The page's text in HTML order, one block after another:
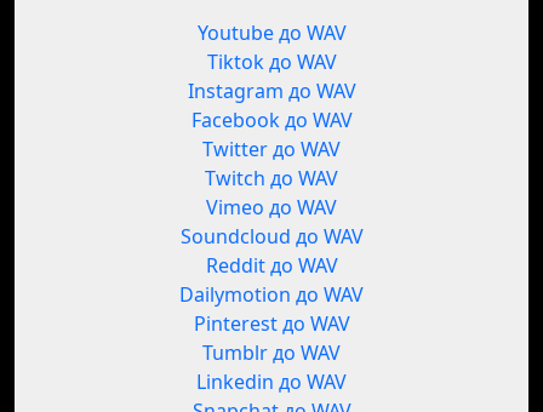
Youtube до WAV
Tiktok до WAV
Instagram до WAV
Facebook до WAV
Twitter до WAV
Twitch до WAV
Vimeo до WAV
Soundcloud до WAV
Reddit до WAV
Dailymotion до WAV
Pinterest до WAV
Tumblr до WAV
Linkedin до WAV